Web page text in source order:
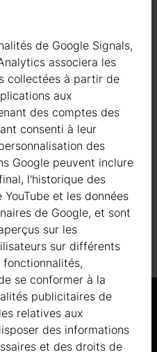
de Google Signals,
associera les
collectées à partir de
aux
des comptes des
consenti à leur
des
Google peuvent inclure
l'historique des
et les données
de Google, et sont
sur les
sur différents
se conformer à la
publicitaires de
relatives aux
des informations
et des droits de